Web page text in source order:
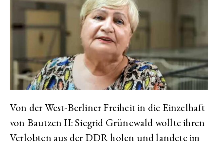
Von der West-Berliner Freiheit in die Einzelhaft
von Bautzen II: Siegrid Grünewald wollte ihren
Verlobten aus der DDR holen und landete im